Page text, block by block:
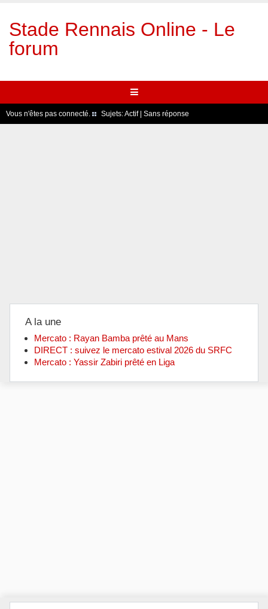
Stade Rennais Online - Le
forum
Vous n'êtes pas connecté. Sujets:Actif| Sans réponse
A la une
Mercato : Rayan Bamba prêté au Mans
DIRECT : suivez le mercato estival 2026 du SRFC
Mercato : Yassir Zabiri prêté en Liga